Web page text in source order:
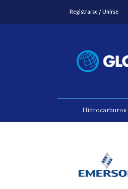
Registrarse / Unirse
Hidrocarburos